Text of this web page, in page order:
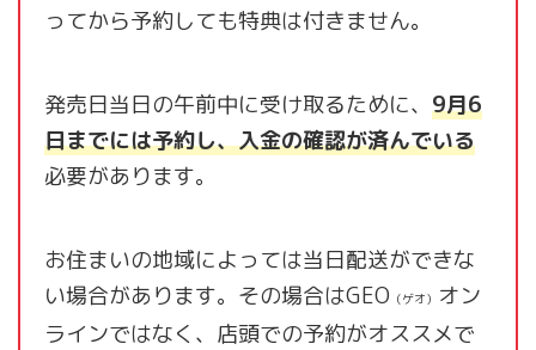
ってから予約しても特典は付きません。
発売日当日の午前中に受け取るために、 9月6
日までには予約し、入金の確認が済んでいる
必要があります。
お住まいの地域によっては当日配送ができな
い場合があります。その場合はGEO （ゲオ） オン
ラインではなく、店頭での予約がオススメで